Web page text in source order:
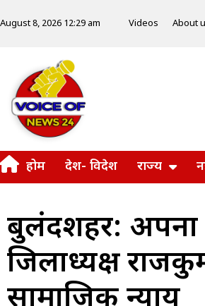
August 8, 2026 12:29 am Videos About
होम देश- विदेश राज्य
बुलंदशहर: अपना
जिलाध्यक्ष